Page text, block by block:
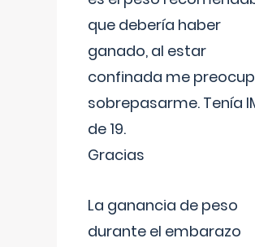
que debería haber
ganado, al estar
confinada me
sobrepasarme. Tenía
de 19.
Gracias
La ganancia de peso
durante el embarazo